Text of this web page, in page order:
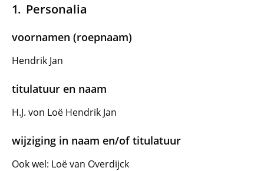
Personalia
voornamen (roepnaam)
Hendrik Jan
titulatuur en naam
H.J. von Loë Hendrik Jan
wijziging in naam en/of titulatuur
Ook wel: Loë van Overdijck